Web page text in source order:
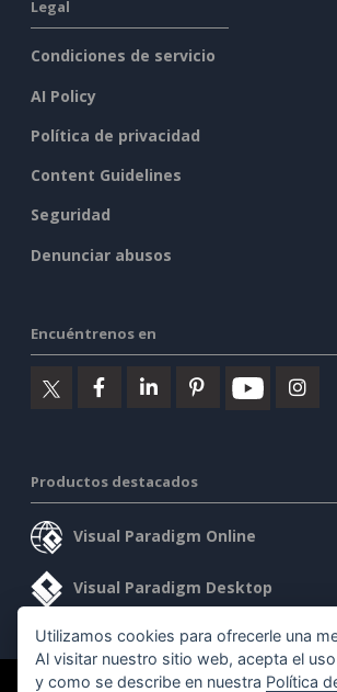
Legal
Condiciones de servicio
AI Policy
Política de privacidad
Content Guidelines
Seguridad
Denunciar abusos
Encuéntrenos en
Productos destacados
Visual Paradigm Online
Visual Paradigm Desktop
Utilizamos cookies para ofrecerle una
Al visitar nuestro sitio web, acepta el
y como se describe en nuestra Política